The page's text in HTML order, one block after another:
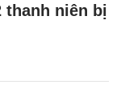
thanh niên bị